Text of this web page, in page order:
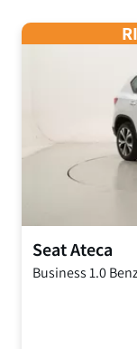
SeatAteca
Business1.0